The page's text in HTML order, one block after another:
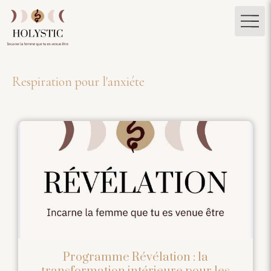
Respiration pour l'anxiéte
Programme Révélation : la